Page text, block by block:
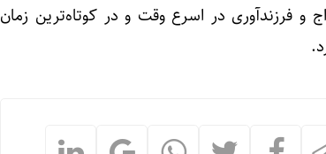
و فرزندآوری در اسرع وقت و در کوتاه‌ترین زمان